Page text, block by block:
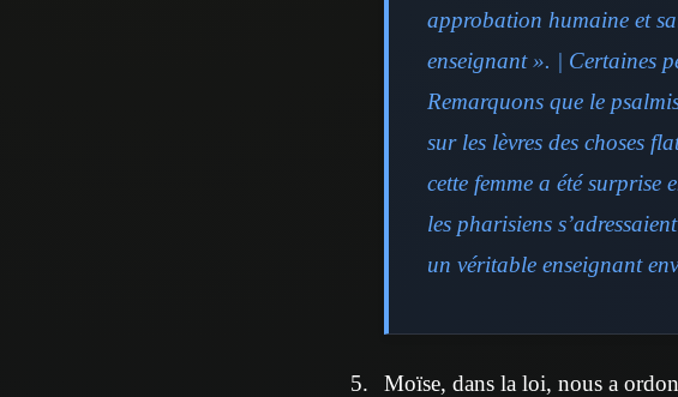
approbation humaine et
enseignant ». | Certaines
Remarquons que le
sur les lèvres des choses
cette femme a été surprise
les pharisiens
un véritable enseignant
Moïse, dans la loi, nous a